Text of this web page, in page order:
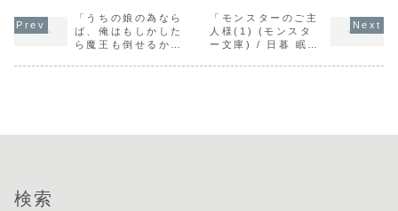
「うちの娘の為なら
ば、俺はもしかした
ら魔王も倒せるかも
「モンスターのご主
人様(1) (モンスタ
ー文庫) / 日暮 眠
検索